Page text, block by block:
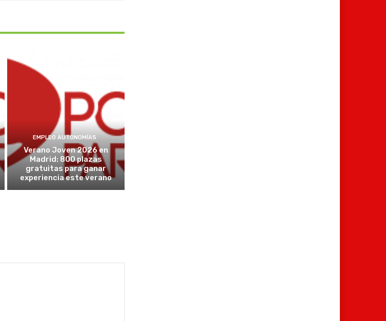
EMPLEO AUTONOMÍAS
Verano Joven 2026 en
Madrid: 800 plazas
gratuitas para ganar
experiencia este verano